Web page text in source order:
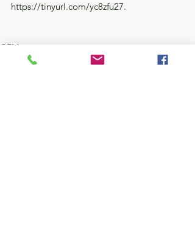
https://tinyurl.com/yc8zfu27.
GEM